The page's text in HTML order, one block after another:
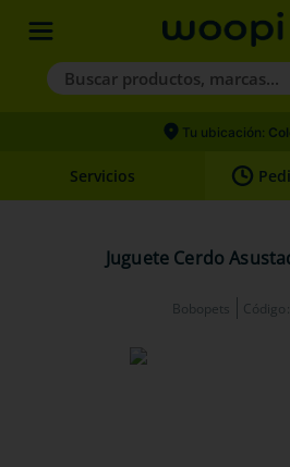
Buscar productos, marcas...
Términos más buscados
2.
nexgard
Tu ubicación:
Servicios
Juguete Cerdo
Bobopets Código: